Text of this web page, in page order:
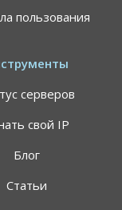
до 64%
пользования
серверов
свой IP
Блог
Статьи